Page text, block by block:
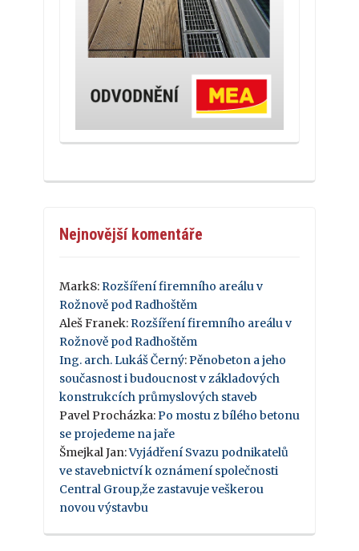
Nejnovější komentáře
Mark8: Rozšíření firemního areálu v
Rožnově pod Radhoštěm
Aleš Franek: Rozšíření firemního areálu v
Rožnově pod Radhoštěm
Ing. arch. Lukáš Černý: Pěnobeton a jeho
současnost i budoucnost v základových
konstrukcích průmyslových staveb
Pavel Procházka: Po mostu z bílého betonu
se projedeme na jaře
Šmejkal Jan:Vyjádření Svazu podnikatelů
ve stavebnictví k oznámení společnosti
Central Group,že zastavuje veškerou
novou výstavbu